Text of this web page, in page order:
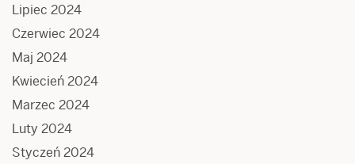
Lipiec 2024
Czerwiec 2024
Maj 2024
Kwiecień 2024
Marzec 2024
Luty 2024
Styczeń 2024